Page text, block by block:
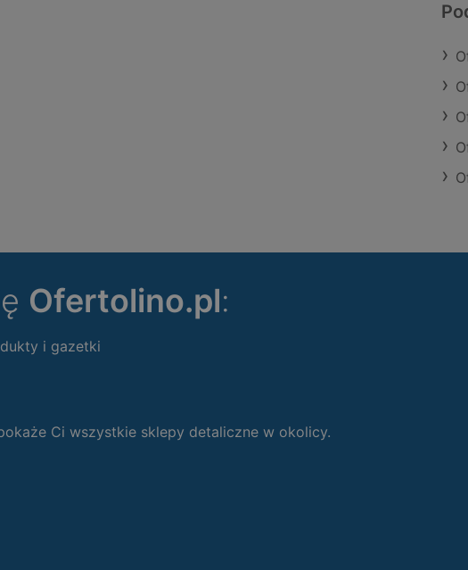
Ofertolino.pl:
i gazetki
Ci wszystkie sklepy detaliczne w okolicy.